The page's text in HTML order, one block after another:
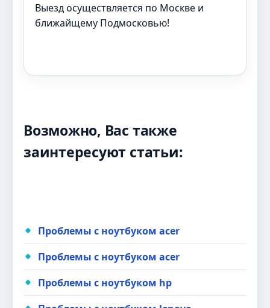
Выезд осуществляется по Москве и
ближайщему Подмосковью!
Возможно, Вас также
заинтересуют статьи:
Проблемы с ноутбуком acer
Проблемы с ноутбуком acer
Проблемы с ноутбуком hp